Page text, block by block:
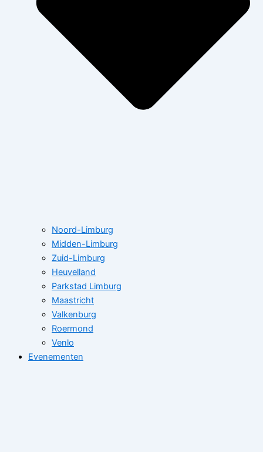
Noord-Limburg
Midden-Limburg
Zuid-Limburg
Heuvelland
Parkstad Limburg
Maastricht
Valkenburg
Roermond
Venlo
Evenementen